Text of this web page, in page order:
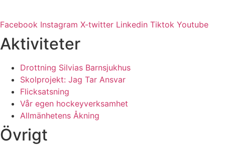
Facebook Instagram X-twitter Linkedin Tiktok Youtube
Aktiviteter
Drottning Silvias Barnsjukhus
Skolprojekt: Jag Tar Ansvar
Flicksatsning
Vår egen hockeyverksamhet
Allmänhetens Åkning
Övrigt